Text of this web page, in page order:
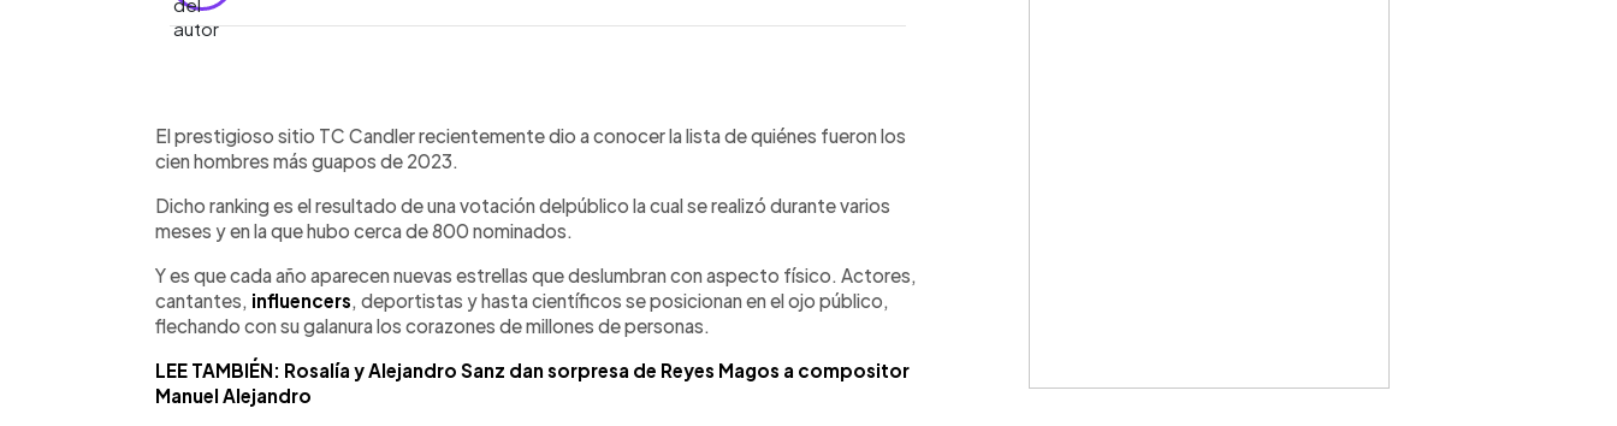
► Escuchar artículo
El prestigioso sitio TC Candler recientemente dio a conocer la lista de quiénes fueron los
cien hombres más guapos de 2023.
Dicho ranking es el resultado de una votación delpúblico la cual se realizó durante varios
meses y en la que hubo cerca de 800 nominados.
Y es que cada año aparecen nuevas estrellas que deslumbran con aspecto físico. Actores,
cantantes, influencers , deportistas y hasta científicos se posicionan en el ojo público,
flechando con su galanura los corazones de millones de personas.
LEE TAMBIÉN: Rosalía y Alejandro Sanz dan sorpresa de Reyes Magos a compositor
Manuel Alejandro